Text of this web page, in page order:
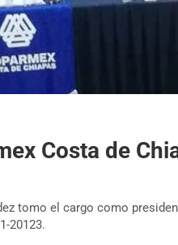
Costa de
tomo el cargo como
20123.